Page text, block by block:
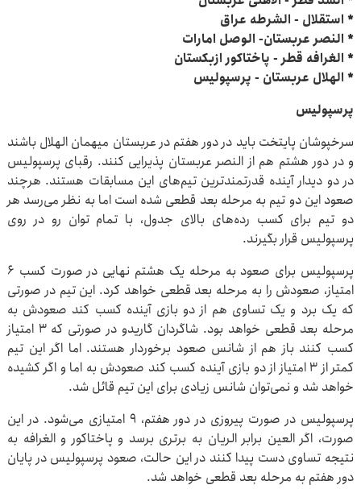
* استقلال - الشرطه عراق
* النصر عربستان- الوصل امارات
* الغرافه قطر - پاختاکور ازبکستان
* الهلال عربستان - پرسپولیس
پرسپولیس
سرخپوشان پایتخت باید در دور هفتم در عربستان میهمان الهلال باشند
و در دور هشتم هم از النصر عربستان پذیرایی کنند. رقبای پرسپولیس
در دو دیدار آینده قدرتمندترین تیم‌های این مسابقات هستند. هرچند
صعود این دو تیم به مرحله بعد قطعی شده است اما به نظر می‌رسد هر
دو تیم برای کسب رده‌های بالای جدول، با تمام توان رو در روی
پرسپولیس قرار بگیرند.
پرسپولیس برای صعود به مرحله یک هشتم نهایی در صورت کسب ۶
امتیاز، صعودش را به مرحله بعد قطعی خواهد کرد. این تیم در صورتی
که یک برد و یک تساوی هم از دو بازی آینده کسب کند صعودش به
مرحله بعد قطعی خواهد بود. شاگردان گاریدو در صورتی که ۳ امتیاز
کسب کنند باز هم از شانس صعود برخوردار هستند. اما اگر این تیم
کمتر از ۳ امتیاز از دو بازی آینده کسب کند صعودش به اما و اگر کشیده
خواهد شد و نمی‌توان شانس زیادی برای این تیم قائل شد.
پرسپولیس در صورت پیروزی در دور هفتم، ۹ امتیازی می‌شود. در این
صورت، اگر العین برابر الریان به برتری برسد و پاختاکور و الغرافه به
نتیجه تساوی دست پیدا کنند در این حالت، صعود پرسپولیس در پایان
دور هفتم به مرحله بعد قطعی خواهد شد.